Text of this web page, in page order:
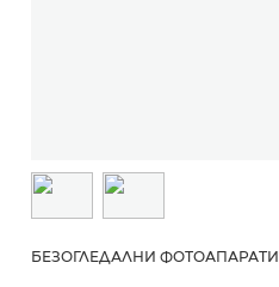
БЕЗОГЛЕДАЛНИ ФОТОАПАРАТИ